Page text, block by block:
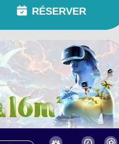
RÉSERVER